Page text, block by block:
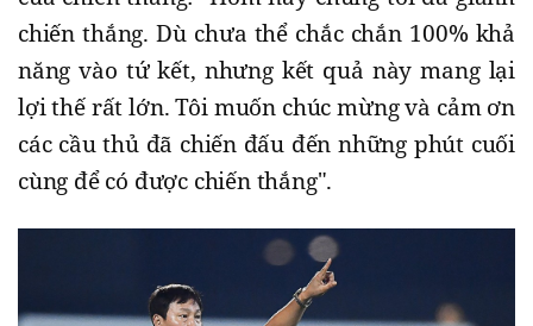
chiến thắng. Dù chưa thể chắc chắn 100% khả
năng vào tứ kết, nhưng kết quả này mang lại
lợi thế rất lớn. Tôi muốn chúc mừng và cảm ơn
các cầu thủ đã chiến đấu đến những phút cuối
cùng để có được chiến thắng".